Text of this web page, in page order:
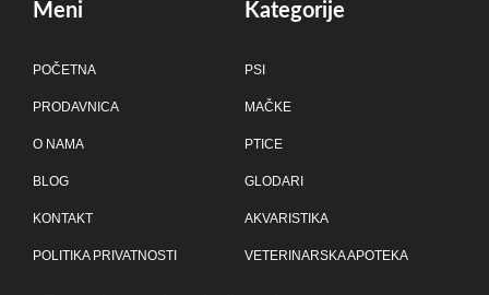
Meni
POČETNA
PRODAVNICA
O NAMA
BLOG
KONTAKT
POLITIKA PRIVATNOSTI
Kategorije
PSI
MAČKE
PTICE
GLODARI
AKVARISTIKA
VETERINARSKA APOTEKA